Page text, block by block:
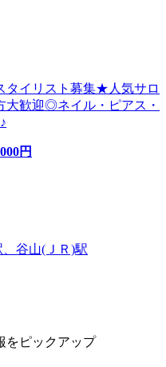
タイリスト募集★人気サロ
大歓迎◎ネイル・ピアス・
円
谷山(ＪＲ)駅
をピックアップ